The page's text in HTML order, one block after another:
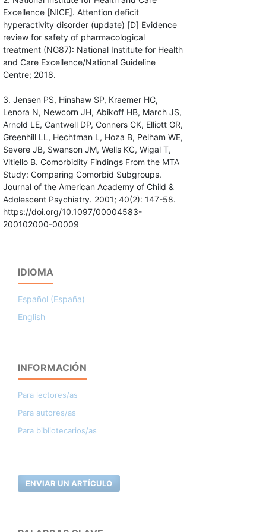
Excellence [NICE]. Attention deficit
hyperactivity disorder (update) [D] Evidence
review for safety of pharmacological
treatment (NG87): National Institute for Health
and Care Excellence/National Guideline
Centre; 2018.
3. Jensen PS, Hinshaw SP, Kraemer HC,
Lenora N, Newcorn JH, Abikoff HB, March JS,
Arnold LE, Cantwell DP, Conners CK, Elliott GR,
Greenhill LL, Hechtman L, Hoza B, Pelham WE,
Severe JB, Swanson JM, Wells KC, Wigal T,
Vitiello B. Comorbidity Findings From the MTA
Study: Comparing Comorbid Subgroups.
Journal of the American Academy of Child &
Adolescent Psychiatry. 2001; 40(2): 147-58.
https://doi.org/10.1097/00004583-
200102000-00009
IDIOMA
Español (España)
English
INFORMACIÓN
Para lectores/as
Para autores/as
Para bibliotecarios/as
ENVIAR UN ARTÍCULO